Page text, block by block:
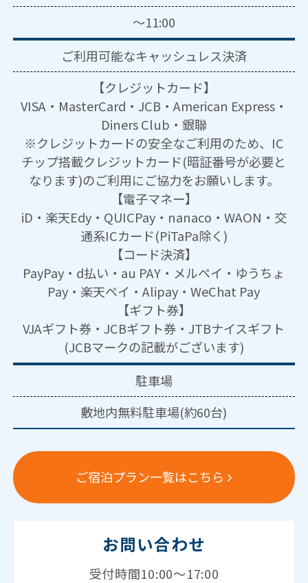
～11:00
ご利用可能なキャッシュレス決済
【クレジットカード】
VISA・MasterCard・JCB・American Express・
Diners Club・銀聯
※クレジットカードの安全なご利用のため、IC
チップ搭載クレジットカード(暗証番号が必要と
なります)のご利用にご協力をお願いします。
【電子マネー】
iD・楽天Edy・QUICPay・nanaco・WAON・交
通系ICカード(PiTaPa除く)
【コード決済】
PayPay・d払い・au PAY・メルペイ・ゆうちょ
Pay・楽天ペイ・Alipay・WeChat Pay
【ギフト券】
VJAギフト券・JCBギフト券・JTBナイスギフト
(JCBマークの記載がございます)
駐車場
敷地内無料駐車場(約60台)
ご宿泊プラン一覧はこちら
お問い合わせ
受付時間10:00～17:00